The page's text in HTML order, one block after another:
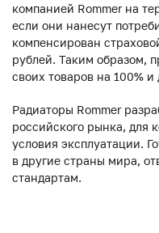
компанией Rommer на
если они нанесут
компенсирован
рублей. Таким образом,
своих товаров на 100%
Радиаторы Rommer
российского рынка, для
условия эксплуатации.
в другие страны мира,
стандартам.